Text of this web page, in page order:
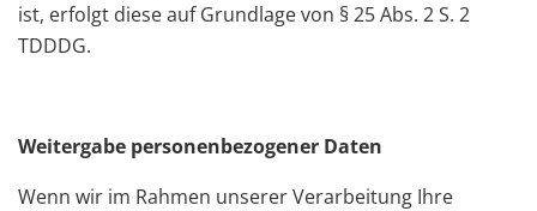
ist, erfolgt diese auf Grundlage von § 25 Abs. 2 S. 2
TDDDG.
Weitergabe personenbezogener Daten
Wenn wir im Rahmen unserer Verarbeitung Ihre